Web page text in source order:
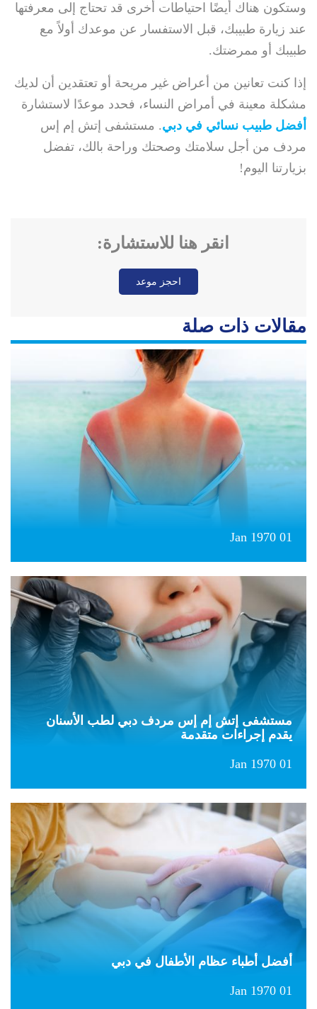
وستكون هناك أيضًا احتياطات أخرى قد تحتاج إلى معرفتها
عند زيارة طبيبك، قبل الاستفسار عن موعدك أولاً مع
طبيبك أو ممرضتك.
إذا كنت تعانين من أعراض غير مريحة أو تعتقدين أن لديك
مشكلة معينة في أمراض النساء، فحدد موعدًا لاستشارة
أفضل طبيب نسائي في دبي. مستشفى إتش إم إس
مردف من أجل سلامتك وصحتك وراحة بالك، تفضل
بزيارتنا اليوم!
انقر هنا للاستشارة:
احجز موعد
مقالات ذات صلة
01 Jan 1970
مستشفى إتش إم إس مردف دبي لطب الأسنان
يقدم إجراءات متقدمة
01 Jan 1970
أفضل أطباء عظام الأطفال في دبي
01 Jan 1970